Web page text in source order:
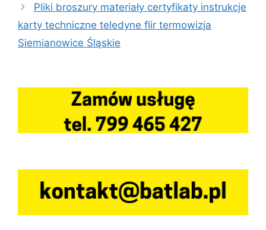
Pliki broszury materiały certyfikaty instrukcje
karty techniczne teledyne flir termowizja
Siemianowice Śląskie